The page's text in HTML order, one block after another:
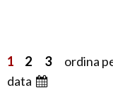
1 2 3ordina
data